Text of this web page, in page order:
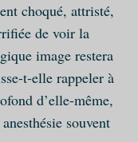
choqué, attristé,
de voir la
image restera
t-elle rappeler à
d’elle-même,
souvent